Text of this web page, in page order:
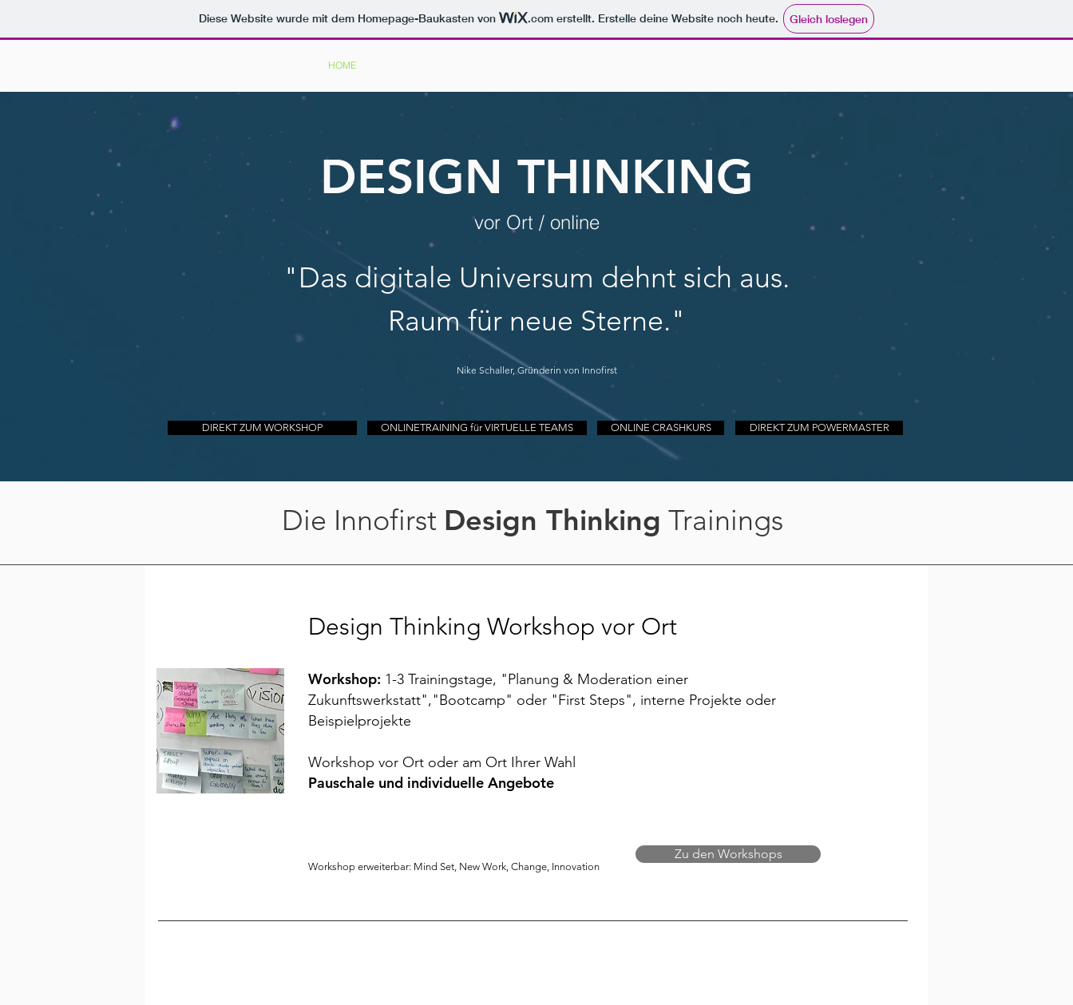
Diese Website wurde mit dem Homepage-Baukasten von .com erstellt. Erstelle deine Website noch heute. Gleich loslegen
HOME
DESIGN THINKING
vor Ort / online
"Das digitale Universum dehnt sich aus.
Raum für neue Sterne."
Nike Schaller, Gründerin von Innofirst
DIREKT ZUM WORKSHOP ONLINETRAINING für VIRTUELLE TEAMS ONLINE CRASHKURS DIREKT ZUM POWERMASTER
Die Innofirst Design Thinking Trainings
Design Thinking Workshop vor Ort
Workshop: 1-3 Trainingstage, "Planung & Moderation einer
Zukunftswerkstatt","Bootcamp" oder "First Steps", interne Projekte oder
Beispielprojekte
Workshop vor Ort oder am Ort Ihrer Wahl
Pauschale und individuelle Angebote
Workshop erweiterbar: Mind Set, New Work, Change, Innovation
Zu den Workshops